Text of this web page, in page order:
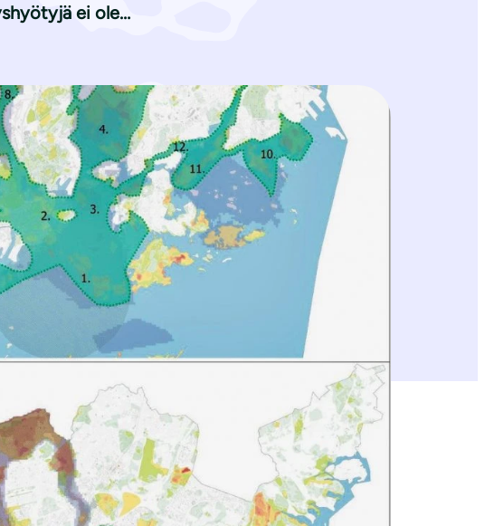
ei ole…
Suomen luonnonsuojeluliiton Uudenmaan piiri ja
on liioiteltu mutta esimerkiksi lähiluonnossa
vaihtoehdon mukaisesti.